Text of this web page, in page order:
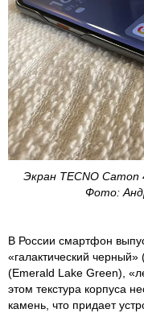
Экран TECNO
Фото:
В России смартфон
«галактический
(Emerald Lake Green),
этом текстура корпуса
камень, что придает